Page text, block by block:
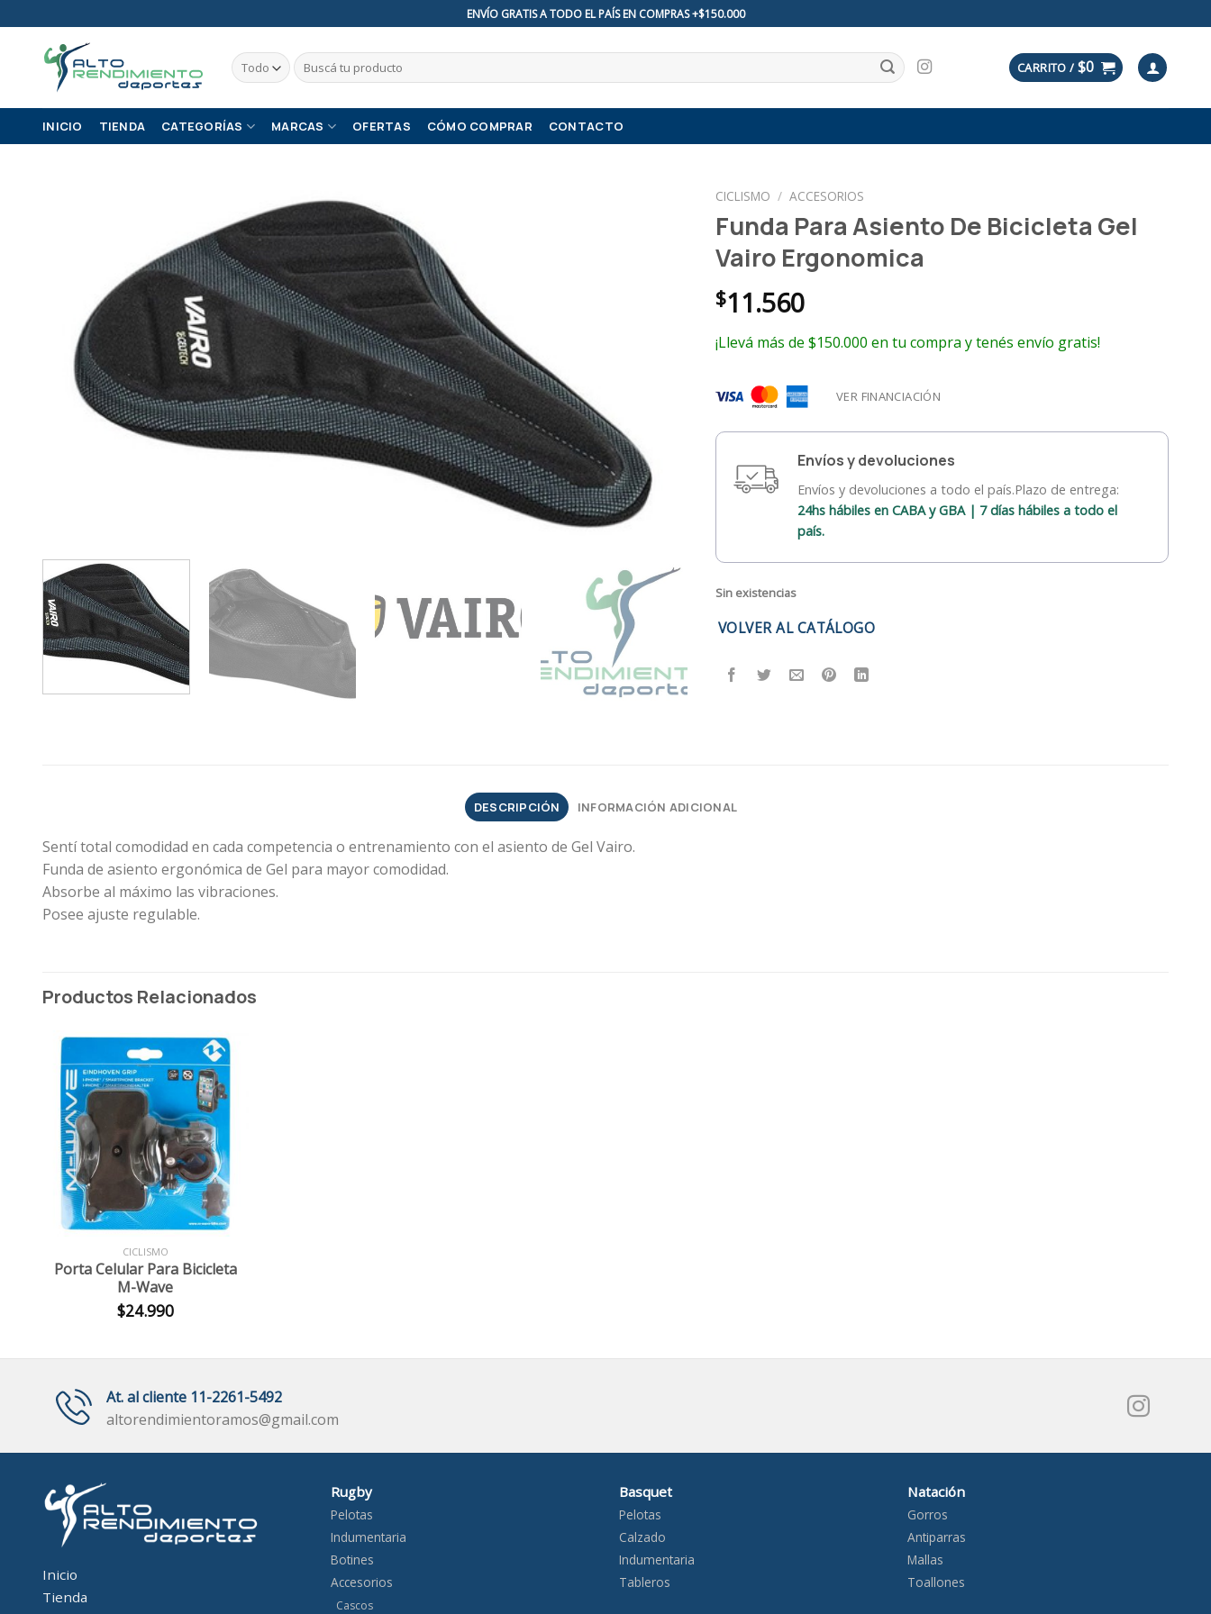
to
content
ENVÍO GRATIS A TODO EL PAÍS EN COMPRAS +$150.000
Buscar
por:
CARRITO / $0
INICIO TIENDA CATEGORÍAS MARCAS OFERTAS CÓMO COMPRAR CONTACTO
CICLISMO / ACCESORIOS
Funda Para Asiento De Bicicleta Gel
Vairo Ergonomica
$11.560
¡Llevá más de $150.000 en tu compra y tenés envío gratis!
VER FINANCIACIÓN
Envíos y devoluciones
Envíos y devoluciones a todo el país.Plazo de entrega:
24hs hábiles en CABA y GBA | 7 días hábiles a todo el
país.
Sin existencias
VOLVER AL CATÁLOGO
DESCRIPCIÓN INFORMACIÓN ADICIONAL
Sentí total comodidad en cada competencia o entrenamiento con el asiento de Gel Vairo.
Funda de asiento ergonómica de Gel para mayor comodidad.
Absorbe al máximo las vibraciones.
Posee ajuste regulable.
Productos Relacionados
CICLISMO
Porta Celular Para Bicicleta
M-Wave
$24.990
At. al cliente 11-2261-5492
altorendimientoramos@gmail.com
Inicio
Tienda
Rugby
Pelotas
Indumentaria
Botines
Accesorios
Cascos
Basquet
Pelotas
Calzado
Indumentaria
Tableros
Natación
Gorros
Antiparras
Mallas
Toallones